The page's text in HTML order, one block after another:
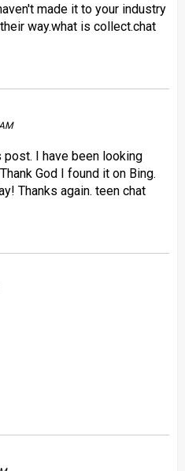
made it to your industry
way.what is collect.chat
I have been looking
God I found it on Bing.
Thanks again. teen chat